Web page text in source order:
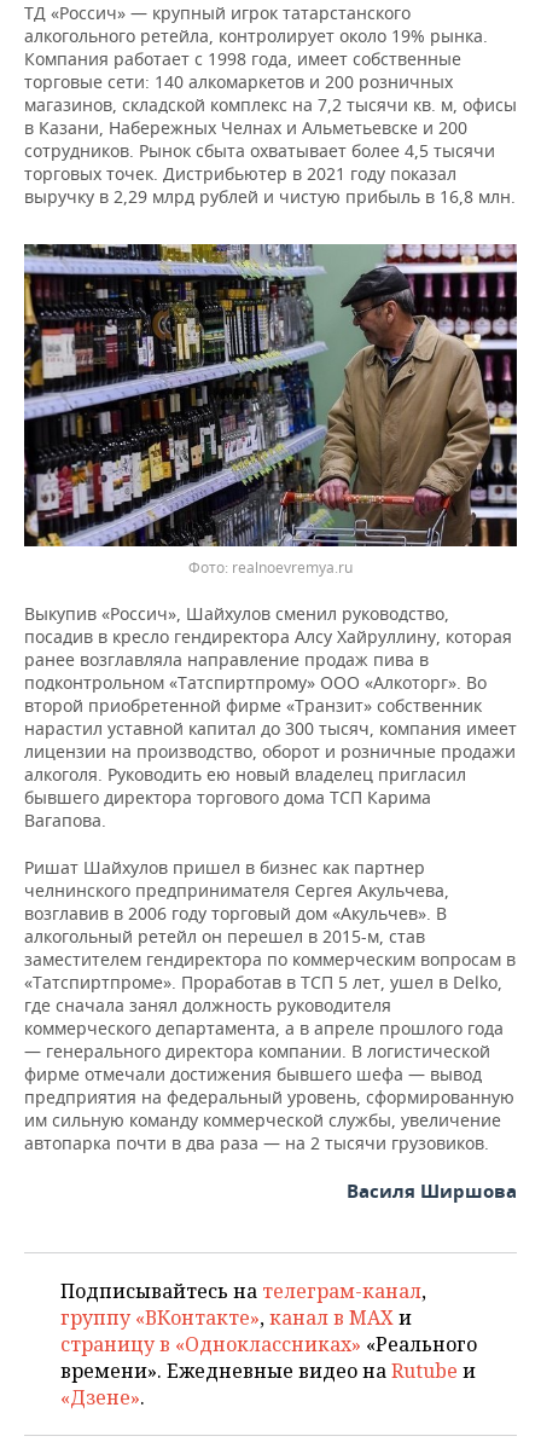
ТД «Россич» — крупный игрок татарстанского
алкогольного ретейла, контролирует около 19% рынка.
Компания работает с 1998 года, имеет собственные
торговые сети: 140 алкомаркетов и 200 розничных
магазинов, складской комплекс на 7,2 тысячи кв. м, офисы
в Казани, Набережных Челнах и Альметьевске и 200
сотрудников. Рынок сбыта охватывает более 4,5 тысячи
торговых точек. Дистрибьютер в 2021 году показал
выручку в 2,29 млрд рублей и чистую прибыль в 16,8 млн.
Фото: realnoevremya.ru
Выкупив «Россич», Шайхулов сменил руководство,
посадив в кресло гендиректора Алсу Хайруллину, которая
ранее возглавляла направление продаж пива в
подконтрольном «Татспиртпрому» ООО «Алкоторг». Во
второй приобретенной фирме «Транзит» собственник
нарастил уставной капитал до 300 тысяч, компания имеет
лицензии на производство, оборот и розничные продажи
алкоголя. Руководить ею новый владелец пригласил
бывшего директора торгового дома ТСП Карима
Вагапова.
Ришат Шайхулов пришел в бизнес как партнер
челнинского предпринимателя Сергея Акульчева,
возглавив в 2006 году торговый дом «Акульчев». В
алкогольный ретейл он перешел в 2015-м, став
заместителем гендиректора по коммерческим вопросам в
«Татспиртпроме». Проработав в ТСП 5 лет, ушел в Delko,
где сначала занял должность руководителя
коммерческого департамента, а в апреле прошлого года
— генерального директора компании. В логистической
фирме отмечали достижения бывшего шефа — вывод
предприятия на федеральный уровень, сформированную
им сильную команду коммерческой службы, увеличение
автопарка почти в два раза — на 2 тысячи грузовиков.
Василя Ширшова
Подписывайтесь на телеграм-канал,
группу «ВКонтакте»,канал в MAXи
страницу в «Одноклассниках» «Реального
времени». Ежедневные видео наRutube и
«Дзене».